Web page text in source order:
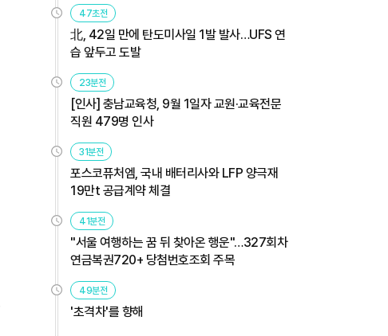
47초전
北, 42일 만에 탄도미사일 1발 발사…UFS 연
습 앞두고 도발
23분전
[인사] 충남교육청, 9월 1일자 교원·교육전문
직원 479명 인사
31분전
포스코퓨처엠, 국내 배터리사와 LFP 양극재
19만t 공급계약 체결
41분전
"서울 여행하는 꿈 뒤 찾아온 행운"…327회차
연금복권720+ 당첨번호조회 주목
49분전
'초격차'를 향해